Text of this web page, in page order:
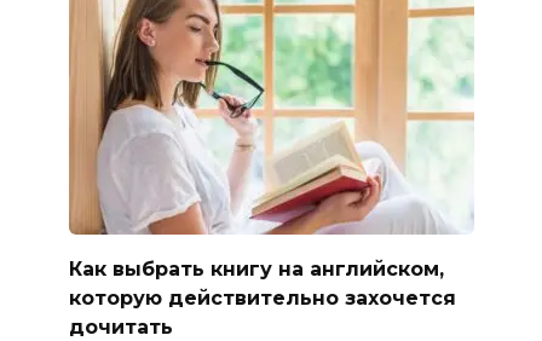
Как выбрать книгу на английском,
которую действительно захочется
дочитать